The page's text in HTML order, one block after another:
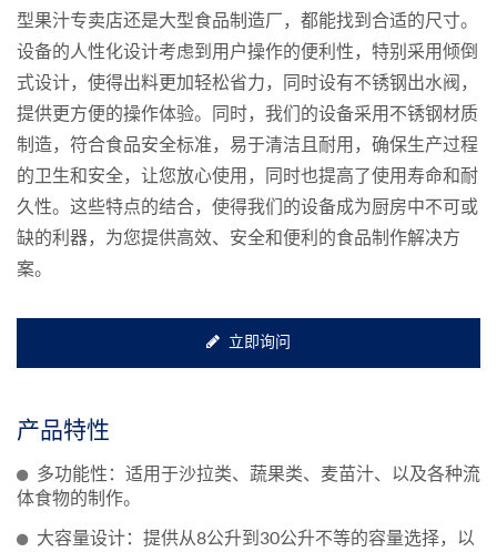
型果汁专卖店还是大型食品制造厂，都能找到合适的尺寸。
设备的人性化设计考虑到用户操作的便利性，特别采用倾倒
式设计，使得出料更加轻松省力，同时设有不锈钢出水阀，
提供更方便的操作体验。同时，我们的设备采用不锈钢材质
制造，符合食品安全标准，易于清洁且耐用，确保生产过程
的卫生和安全，让您放心使用，同时也提高了使用寿命和耐
久性。这些特点的结合，使得我们的设备成为厨房中不可或
缺的利器，为您提供高效、安全和便利的食品制作解决方
案。
立即询问
产品特性
多功能性：适用于沙拉类、蔬果类、麦苗汁、以及各种流
体食物的制作。
大容量设计：提供从8公升到30公升不等的容量选择，以